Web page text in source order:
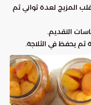
المزيج لعدة ثواني ثم
التقديم.
ثم يحفظ في الثلاجة.